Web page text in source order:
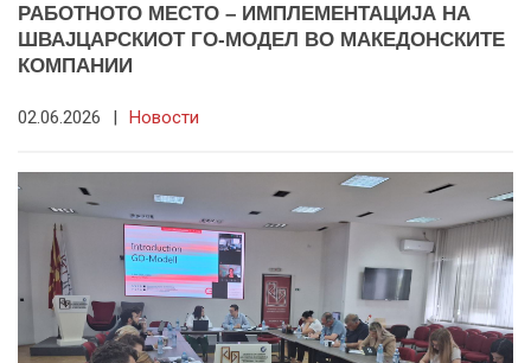
РАБОТНОТО МЕСТО – ИМПЛЕМЕНТАЦИЈА НА
ШВАЈЦАРСКИОТ ГО-МОДЕЛ ВО МАКЕДОНСКИТЕ
КОМПАНИИ
02.06.2026 | Новости